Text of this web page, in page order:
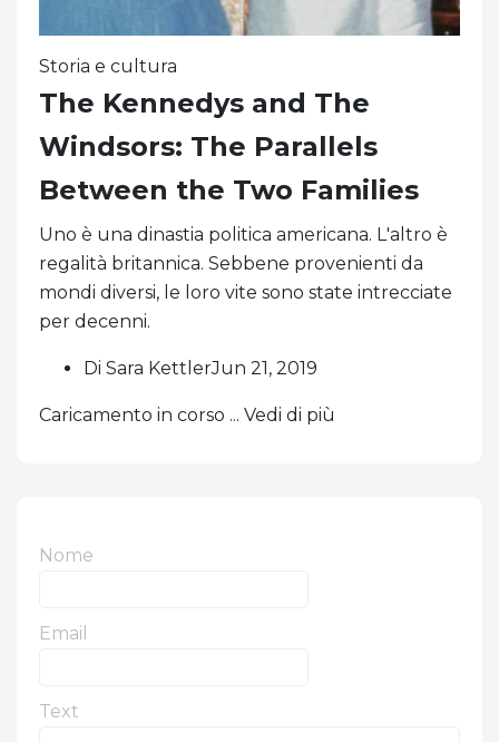
Storia e cultura
The Kennedys and The
Windsors: The Parallels
Between the Two Families
Uno è una dinastia politica americana. L'altro è
regalità britannica. Sebbene provenienti da
mondi diversi, le loro vite sono state intrecciate
per decenni.
Di Sara KettlerJun 21, 2019
Caricamento in corso ... Vedi di più
Nome
Email
Text